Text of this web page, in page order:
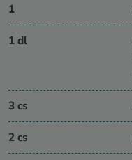
1
1 dl
3 cs
2 cs